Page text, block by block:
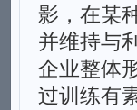
影，在某
并维持与
企业整体
过训练有